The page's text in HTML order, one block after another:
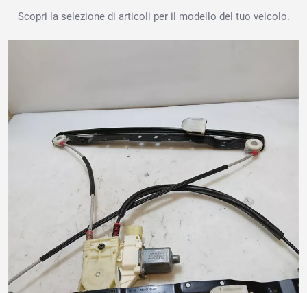
Scopri la selezione di articoli per il modello del tuo veicolo.